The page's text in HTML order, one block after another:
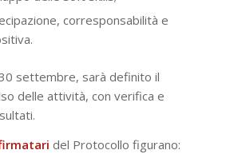
corresponsabilità e
settembre, sarà definito il
delle attività, con verifica e
del Protocollo figurano: